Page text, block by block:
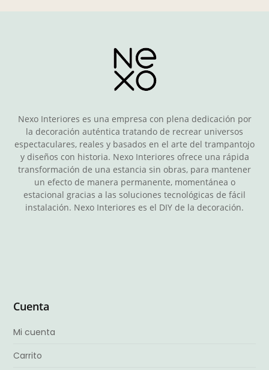
Nexo Interiores es una empresa con plena dedicación por
la decoración auténtica tratando de recrear universos
espectaculares, reales y basados en el arte del trampantojo
y diseños con historia. Nexo Interiores ofrece una rápida
transformación de una estancia sin obras, para mantener
un efecto de manera permanente, momentánea o
estacional gracias a las soluciones tecnológicas de fácil
instalación. Nexo Interiores es el DIY de la decoración.
Cuenta
Mi cuenta
Carrito